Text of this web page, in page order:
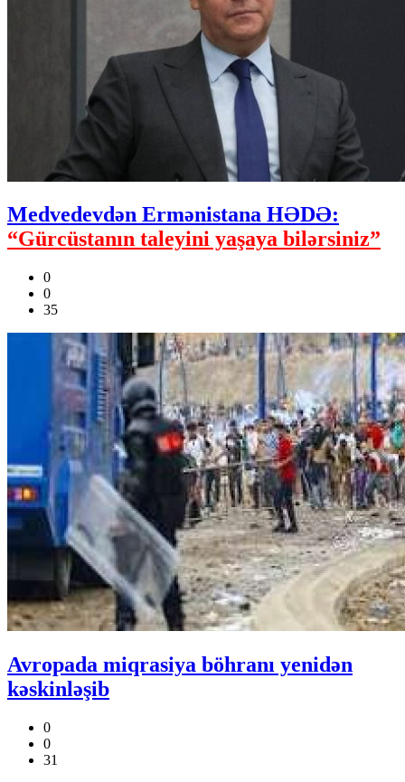
Medvedevdən Ermənistana HƏDƏ:
“Gürcüstanın taleyini yaşaya bilərsiniz”
0
0
35
Avropada miqrasiya böhranı yenidən
kəskinləşib
0
0
31